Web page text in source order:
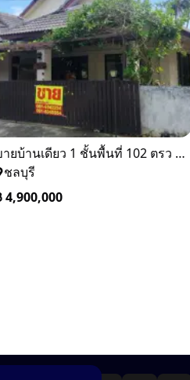
ขายบ้านเดียว 1 ชั้นพื้นที่ 102 ตรว บางละมุง ชลบุรี
ชลบุรี
4,900,000